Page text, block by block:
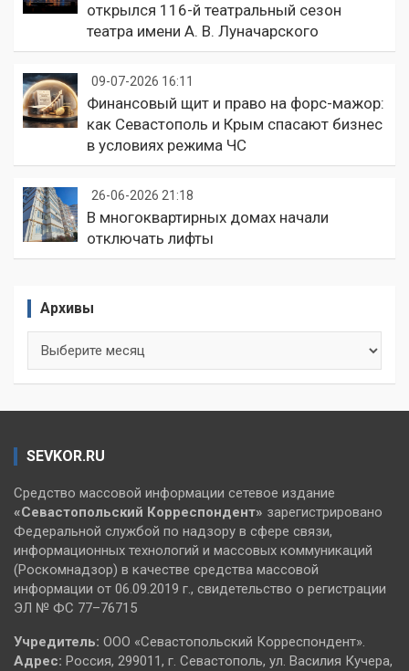
открылся 116-й театральный сезон
театра имени А. В. Луначарского
09-07-2026 16:11
Финансовый щит и право на форс-мажор:
как Севастополь и Крым спасают бизнес
в условиях режима ЧС
26-06-2026 21:18
В многоквартирных домах начали
отключать лифты
Архивы
SEVKOR.RU
Средство массовой информации сетевое издание
«Севастопольский Корреспондент» зарегистрировано
Федеральной службой по надзору в сфере связи,
информационных технологий и массовых коммуникаций
(Роскомнадзор) в качестве средства массовой
информации от 06.09.2019 г., свидетельство о регистрации
ЭЛ № ФС 77–76715
Учредитель: ООО «Севастопольский Корреспондент».
Адрес: Россия, 299011, г. Севастополь, ул. Василия Кучера,